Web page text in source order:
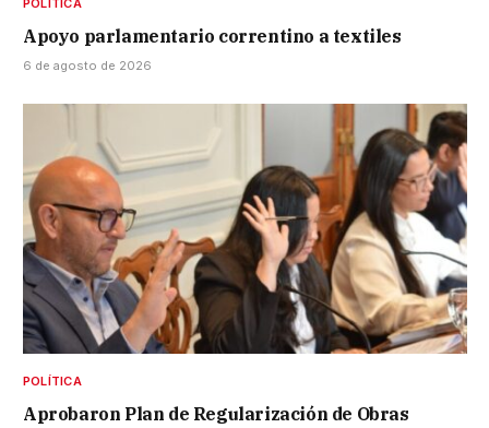
POLÍTICA
Apoyo parlamentario correntino a textiles
6 de agosto de 2026
POLÍTICA
Aprobaron Plan de Regularización de Obras